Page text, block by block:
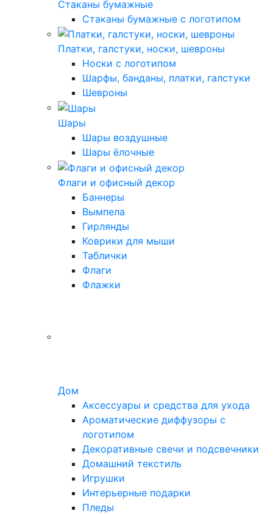
Стаканы бумажные
Стаканы бумажные с логотипом
Платки, галстуки, носки, шевроны
Носки с логотипом
Шарфы, банданы, платки, галстуки
Шевроны
Шары
Шары воздушные
Шары ёлочные
Флаги и офисный декор
Баннеры
Вымпела
Гирлянды
Коврики для мыши
Таблички
Флаги
Флажки
Дом
Аксессуары и средства для ухода
Ароматические диффузоры с
логотипом
Декоративные свечи и подсвечники
Домашний текстиль
Игрушки
Интерьерные подарки
Пледы